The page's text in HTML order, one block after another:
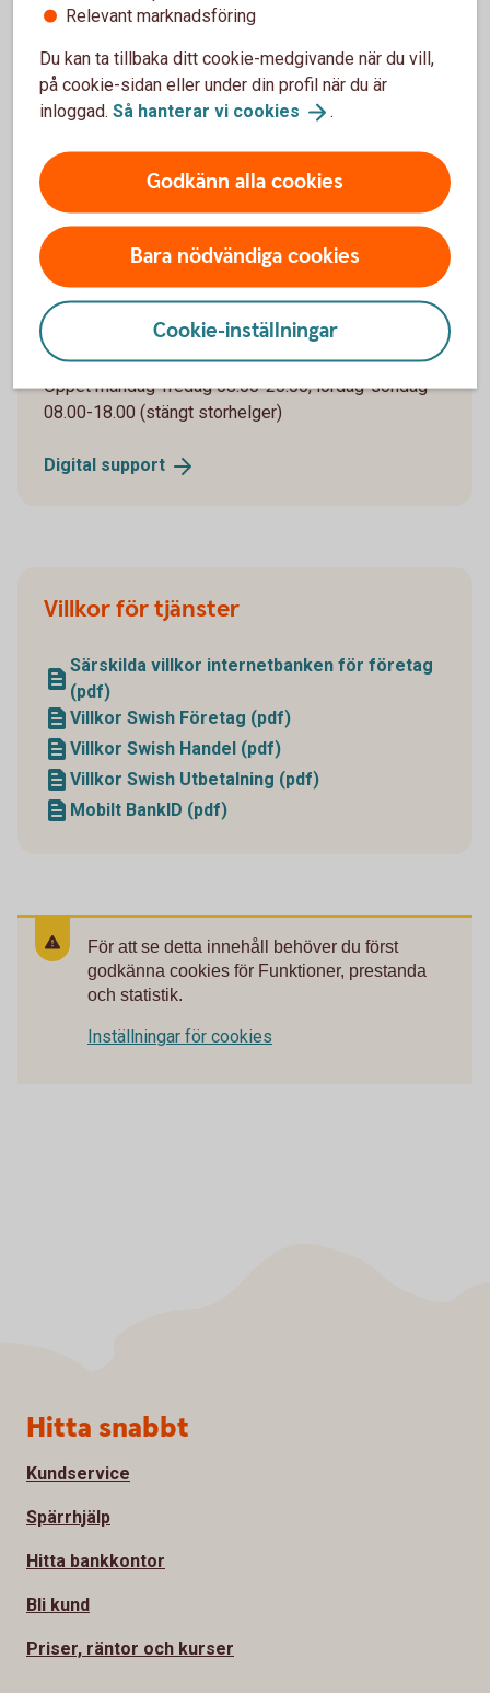
Vi har flera olika företagskort, kopplade till såväl
konto som faktura. Jämför våra kort och se vad som
passar just er.
Jämför våra
Digital Support
Öppet måndag-fredag 08.00-20.00, lördag-söndag
08.00-18.00 (stängt storhelger)
Digital support
Villkor för tjänster
Särskilda villkor internetbanken för företag
(pdf)
Villkor Swish Företag (pdf)
Villkor Swish Handel (pdf)
Villkor Swish Utbetalning (pdf)
Mobilt BankID (pdf)
För att se detta innehåll behöver du först
godkänna cookies för Funktioner, prestanda
och statistik.
Inställningar för cookies
Relevant marknadsföring
Du kan ta tillbaka ditt cookie-medgivande när du vill,
på cookie-sidan eller under din profil när du är
inloggad. Så hanterar vi cookies .
Godkänn alla cookies
Bara nödvändiga cookies
Cookie-inställningar
Sidfot
Hitta snabbt
Kundservice
Spärrhjälp
Hitta bankkontor
Bli kund
Priser, räntor och kurser